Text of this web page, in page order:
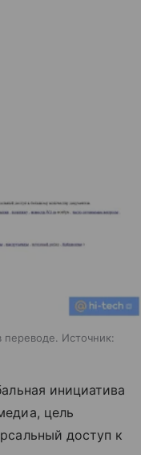
переводе. Источник:
инициатива
цель
доступ к